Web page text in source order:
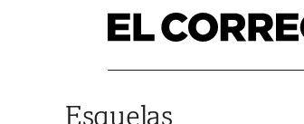
Esquelas